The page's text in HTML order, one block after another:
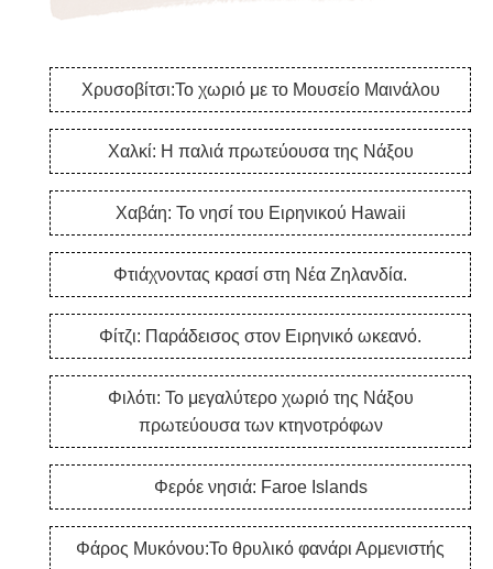
Χρυσοβίτσι:Το χωριό με το Μουσείο Μαινάλου
Χαλκί: Η παλιά πρωτεύουσα της Νάξου
Χαβάη: Το νησί του Ειρηνικού Hawaii
Φτιάχνοντας κρασί στη Νέα Ζηλανδία.
Φίτζι: Παράδεισος στον Ειρηνικό ωκεανό.
Φιλότι: Το μεγαλύτερο χωριό της Νάξου
πρωτεύουσα των κτηνοτρόφων
Φερόε νησιά: Faroe Islands
Φάρος Μυκόνου:Το θρυλικό φανάρι Αρμενιστής